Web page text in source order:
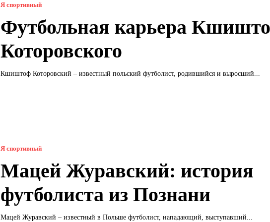
Я спортивный
Футбольная карьера
Которовского
Кшиштоф Которовский – известный польский футболист, родившийся и выросший...
Я спортивный
Мацей Журавский: история
футболиста из Познани
Мацей Журавский – известный в Польше футболист, нападающий, выступавший...